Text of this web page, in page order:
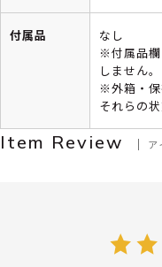
付属品
なし
※付属品欄
しません。
※外箱・保
それらの
Item Review ア